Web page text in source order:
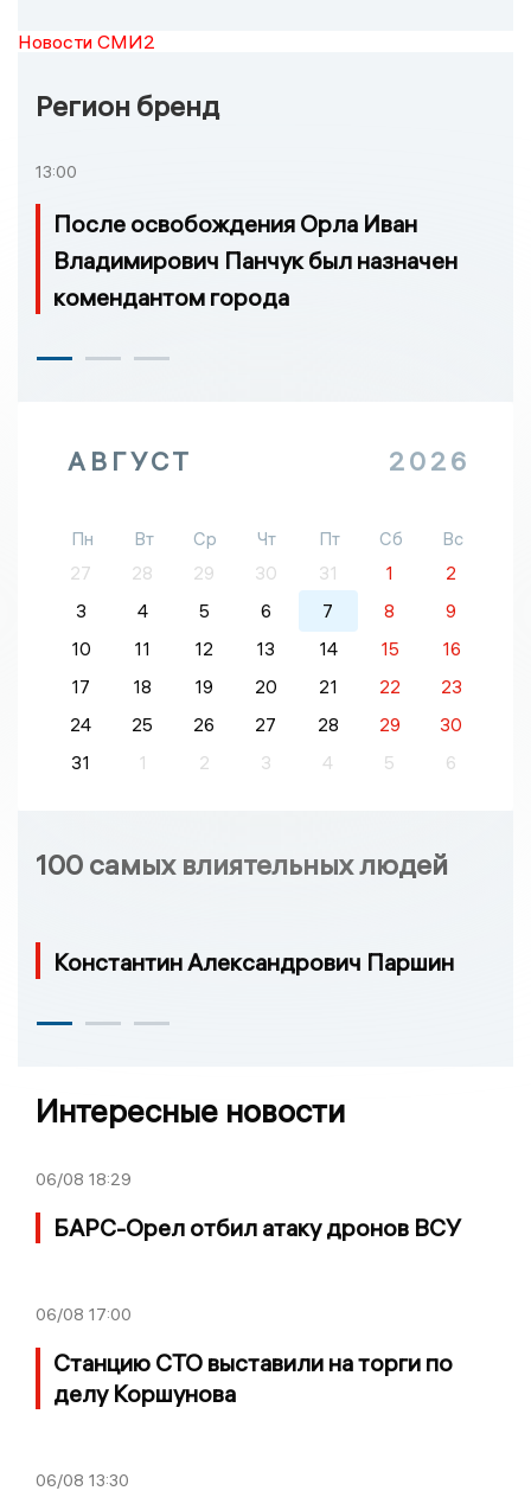
Новости СМИ2
Регион бренд
13:00
После освобождения Орла Иван
Владимирович Панчук был назначен
комендантом города
АВГУСТ 2026
Пн Вт Ср Чт Пт Сб
Вс
27
28 29 30 31 1
2
3
4 5 6 7 8
9
10
11 12 13 14 15
16
17
18 19 20 21 22
23
24
25 26 27 28 29
30
31
1 2 3 4 5 6
100 самых влиятельных людей
Константин Александрович Паршин
Интересные новости
06/08 18:29
БАРС-Орел отбил атаку дронов ВСУ
06/08 17:00
Станцию СТО выставили на торги по
делу Коршунова
06/08 13:30